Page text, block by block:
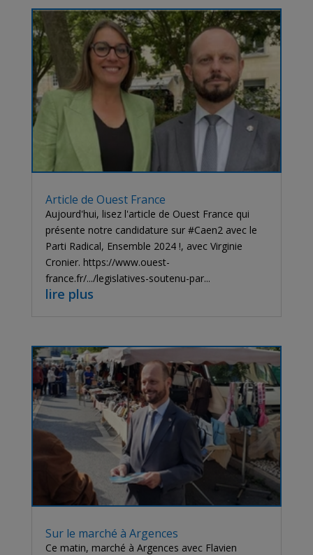
Article de Ouest France
Aujourd'hui, lisez l'article de Ouest France qui
présente notre candidature sur #Caen2 avec le
Parti Radical, Ensemble 2024 !, avec Virginie
Cronier. https://www.ouest-
france.fr/.../legislatives-soutenu-par...
lire plus
Sur le marché à Argences
Ce matin, marché à Argences avec Flavien